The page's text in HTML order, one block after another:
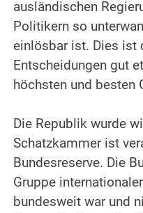
ausländischen
Politikern so
einlösbar ist. Dies ist
Entscheidungen gut
höchsten und besten
Die Republik wurde
Schatzkammer ist
Bundesreserve. Die
Gruppe
bundesweit war und